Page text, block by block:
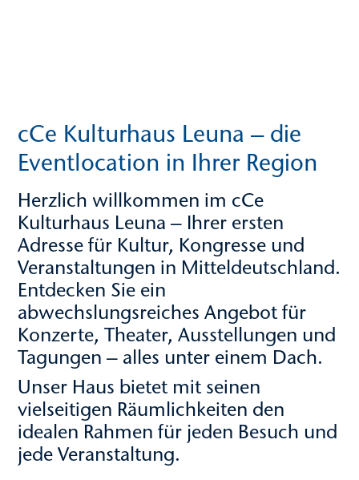
cCe Kulturhaus Leuna – die
Eventlocation in Ihrer Region
Herzlich willkommen im cCe
Kulturhaus Leuna – Ihrer ersten
Adresse für Kultur, Kongresse und
Veranstaltungen in Mitteldeutschland.
Entdecken Sie ein
abwechslungsreiches Angebot für
Konzerte, Theater, Ausstellungen und
Tagungen – alles unter einem Dach.
Unser Haus bietet mit seinen
vielseitigen Räumlichkeiten den
idealen Rahmen für jeden Besuch und
jede Veranstaltung.